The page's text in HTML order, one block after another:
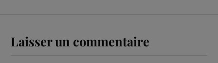
Laisser un commentaire